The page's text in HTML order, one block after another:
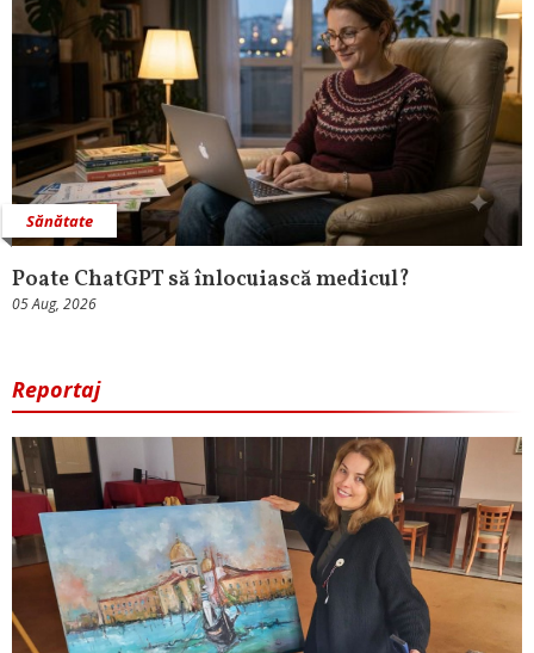
Sănătate
Poate ChatGPT să înlocuiască medicul?
05 Aug, 2026
Reportaj